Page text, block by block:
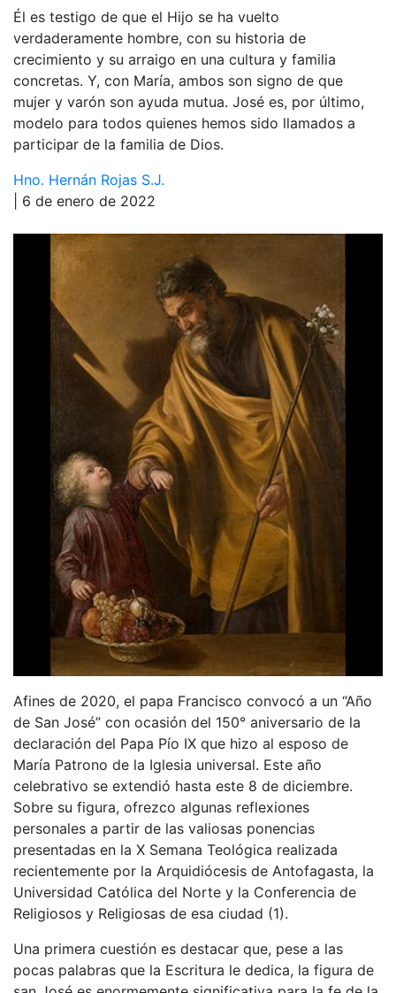
Él es testigo de que el Hijo se ha vuelto
verdaderamente hombre, con su historia de
crecimiento y su arraigo en una cultura y familia
concretas. Y, con María, ambos son signo de que
mujer y varón son ayuda mutua. José es, por último,
modelo para todos quienes hemos sido llamados a
participar de la familia de Dios.
Hno. Hernán Rojas S.J.
| 6 de enero de 2022
Afines de 2020, el papa Francisco convocó a un “Año
de San José” con ocasión del 150° aniversario de la
declaración del Papa Pío IX que hizo al esposo de
María Patrono de la Iglesia universal. Este año
celebrativo se extendió hasta este 8 de diciembre.
Sobre su figura, ofrezco algunas reflexiones
personales a partir de las valiosas ponencias
presentadas en la X Semana Teológica realizada
recientemente por la Arquidiócesis de Antofagasta, la
Universidad Católica del Norte y la Conferencia de
Religiosos y Religiosas de esa ciudad (1).
Una primera cuestión es destacar que, pese a las
pocas palabras que la Escritura le dedica, la figura de